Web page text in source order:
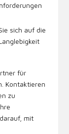
sich auf die
für
Kontaktieren
zu
mit